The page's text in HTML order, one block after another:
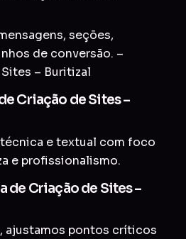
seções,
de conversão. –
– Buritizal
Criação de Sites –
e textual com foco
e profissionalismo.
de Criação de Sites –
ajustamos pontos críticos